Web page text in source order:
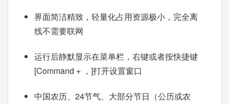
界面简洁精致，轻量化占用资源极小，完全离
线不需要联网
运行后静默显示在菜单栏，右键或者按快捷键
[Command + ，]打开设置窗口
中国农历、24节气、大部分节日（公历或农